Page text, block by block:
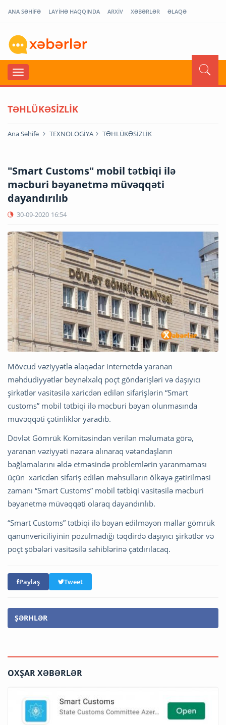
ANA SƏHİFƏ LAYİHƏ HAQQINDA ARXİV XƏBƏRLƏR ƏLAQƏ
TƏHLÜKƏSİZLİK
Ana Səhifə TEXNOLOGİYA TƏHLÜKƏSİZLİK
"Smart Customs" mobil tətbiqi ilə
məcburi bəyanetmə müvəqqəti
dayandırılıb
30-09-2020 16:54
Mövcud vəziyyətlə əlaqədar internetdə yaranan
məhdudiyyətlər beynəlxalq poçt göndərişləri və daşıyıcı
şirkətlər vasitəsilə xaricdən edilən sifarişlərin “Smart
customs” mobil tətbiqi ilə məcburi bəyan olunmasında
müvəqqəti çətinliklər yaradıb.
Dövlət Gömrük Komitəsindən verilən məlumata görə,
yaranan vəziyyəti nəzərə alınaraq vətəndaşların
bağlamalarını əldə etməsində problemlərin yaranmaması
üçün xaricdən sifariş edilən məhsulların ölkəyə gətirilməsi
zamanı “Smart Customs” mobil tətbiqi vasitəsilə məcburi
bəyanetmə müvəqqəti olaraq dayandırılıb.
“Smart Customs” tətbiqi ilə bəyan edilməyən mallar gömrük
qanunvericiliyinin pozulmadığı təqdirdə daşıyıcı şirkətlər və
poçt şöbələri vasitəsilə sahiblərinə çatdırılacaq.
Paylaş Tweet
ŞƏRHLƏR
OXŞAR XƏBƏRLƏR